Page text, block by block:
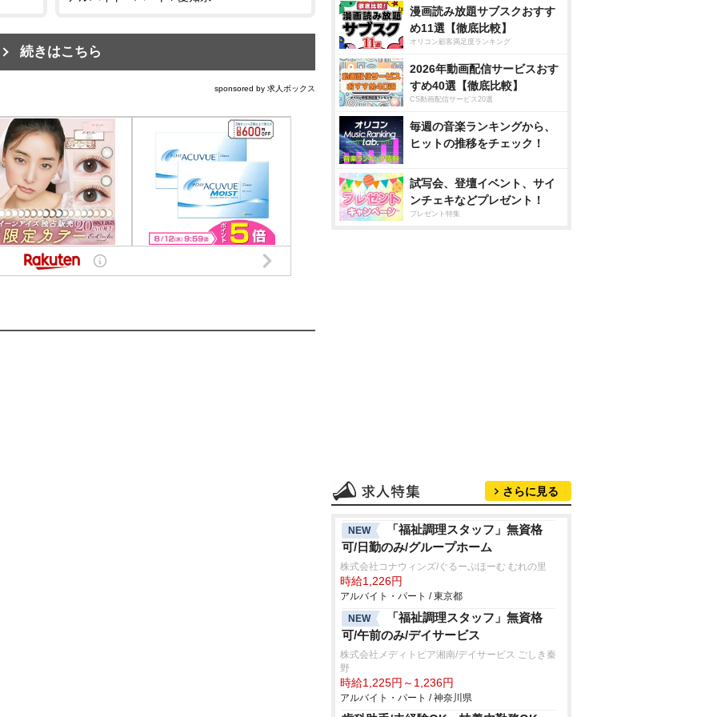
続きはこちら
sponsored by 求人ボックス
漫画読み放題サブスクおすす
め11選【徹底比較】
オリコン顧客満足度ランキング
2026年動画配信サービスおす
すめ40選【徹底比較】
CS動画配信サービス20選
毎週の音楽ランキングから、
ヒットの推移をチェック！
試写会、登壇イベント、サイ
ンチェキなどプレゼント！
プレゼント特集
さらに見る
NEW
「福祉調理スタッフ」無資格
可/日勤のみ/グループホーム
株式会社コナウィンズ/ぐるーぷほーむ むれの里
時給1,226円
アルバイト・パート / 東京都
NEW
「福祉調理スタッフ」無資格
可/午前のみ/デイサービス
株式会社メディトピア湘南/デイサービス ごしき秦
野
時給1,225円～1,236円
アルバイト・パート / 神奈川県